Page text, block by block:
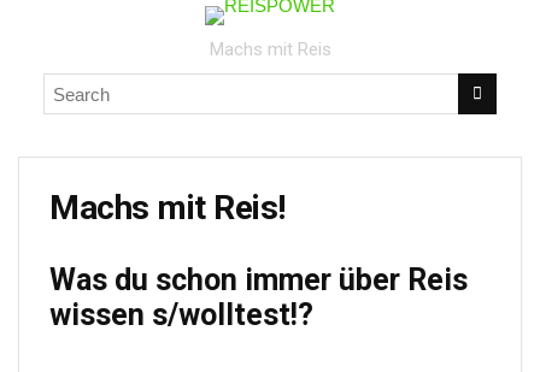
Machs mit Reis
Machs mit Reis!
Was du schon immer über Reis
wissen s/wolltest!?